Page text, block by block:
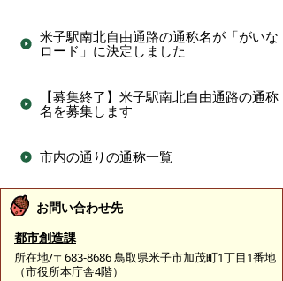
米子駅南北自由通路の通称名が「がいな
ロード」に決定しました
【募集終了】米子駅南北自由通路の通称
名を募集します
市内の通りの通称一覧
お問い合わせ先
都市創造課
所在地/〒683-8686 鳥取県米子市加茂町1丁目1番地
（市役所本庁舎4階）